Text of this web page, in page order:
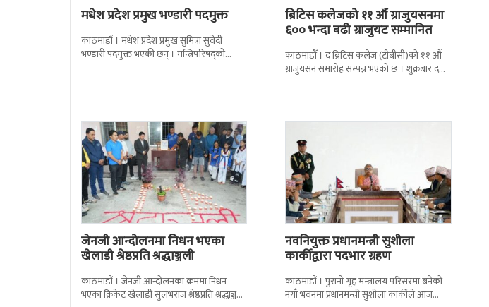
मधेश प्रदेश प्रमुख भण्डारी पदमुक्त
काठमाडौं । मधेश प्रदेश प्रमुख सुमित्रा सुवेदी
भण्डारी पदमुक्त भएकी छन् । मन्त्रिपरिषद्को
ब्रिटिस कलेजको ११ औँ ग्राजुयसनमा
६०० भन्दा बढी ग्राजुयट सम्मानित
काठमाडौँ । द ब्रिटिस कलेज (टीबीसी)को ११ औं
ग्राजुयसन समारोह सम्पन्न भएको छ । शुक्रबार द
जेनजी आन्दोलनमा निधन भएका
खेलाडी श्रेष्ठप्रति श्रद्धाञ्जली
काठमाडौं । जेनजी आन्दोलनका क्रममा निधन
भएका क्रिकेट खेलाडी सुलभराज श्रेष्ठप्रति श्रद्धाञ्जली
नवनियुक्त प्रधानमन्त्री सुशीला
कार्कीद्वारा पदभार ग्रहण
काठमाडौं । पुरानो गृह मन्त्रालय परिसरमा बनेको
नयाँ भवनमा प्रधानमन्त्री सुशीला कार्कीले आज